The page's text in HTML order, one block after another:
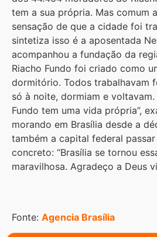
tem a sua própria. Mas comum
sensação de que a cidade foi
sintetiza isso é a aposentada
acompanhou a fundação da
Riacho Fundo foi criado como
dormitório. Todos trabalhavam
só à noite, dormiam e
Fundo tem uma vida própria”,
morando em Brasília desde a
também a capital federal
concreto: “Brasília se tornou
maravilhosa. Agradeço a Deus
Fonte: Agencia Brasília